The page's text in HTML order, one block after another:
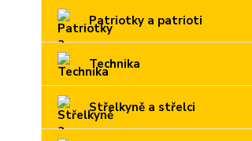
Patriotky a patrioti
Technika
Střelkyně a střelci